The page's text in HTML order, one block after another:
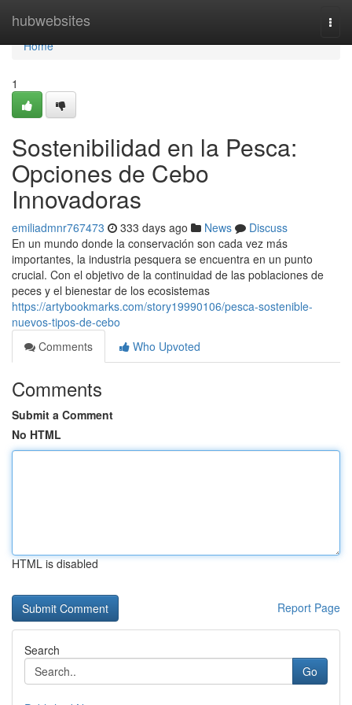
hubwebsites
Home
Home
1
Sostenibilidad en la Pesca:
Opciones de Cebo
Innovadoras
emiliadmnr767473 333 days ago News
Discuss
En un mundo donde la conservación son cada vez más
importantes, la industria pesquera se encuentra en un punto
crucial. Con el objetivo de la continuidad de las poblaciones de
peces y el bienestar de los ecosistemas
https://artybookmarks.com/story19990106/pesca-sostenible-
nuevos-tipos-de-cebo
Comments
Who Upvoted
Comments
Submit a Comment
No HTML
HTML is disabled
Report Page
Search
Go